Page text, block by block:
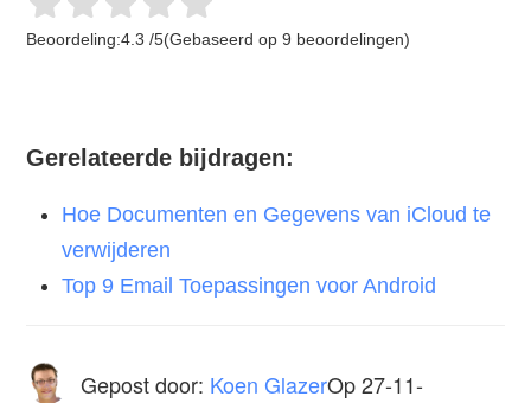
Beoordeling:4.3 /5(Gebaseerd op9 beoordelingen)
Gerelateerde bijdragen:
Hoe Documenten en Gegevens van iCloud te
verwijderen
Top 9 Email Toepassingen voor Android
Gepost door: Koen GlazerOp27-11-